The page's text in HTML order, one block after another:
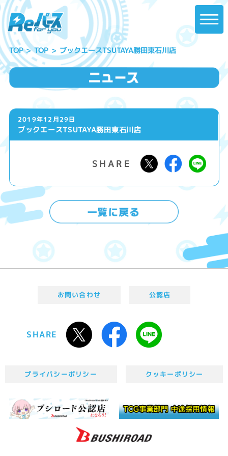
TOP TOP ブックエースTSUTAYA勝田東石川店
2019年12月29日
ブックエースTSUTAYA勝田東石川店
お問い合わせ 公認店
SHARE
プライバシーポリシー クッキーポリシー